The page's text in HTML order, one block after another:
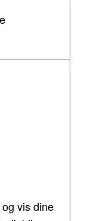
og vis dine